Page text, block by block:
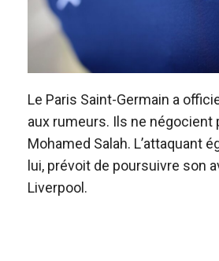
Le Paris Saint-Germain a
aux rumeurs. Ils ne négocient
Mohamed Salah. L’attaquant
lui, prévoit de poursuivre son
Liverpool.